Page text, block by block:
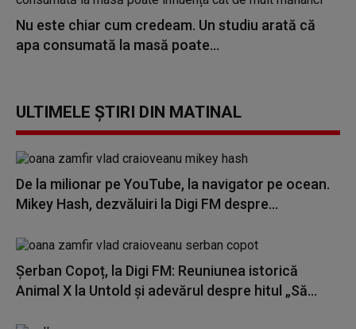
Nu este chiar cum credeam. Un studiu arată că
apa consumată la masă poate...
ULTIMELE ȘTIRI DIN MATINAL
De la milionar pe YouTube, la navigator pe ocean.
Mikey Hash, dezvăluiri la Digi FM despre...
Șerban Copoț, la Digi FM: Reuniunea istorică
Animal X la Untold și adevărul despre hitul „Să...